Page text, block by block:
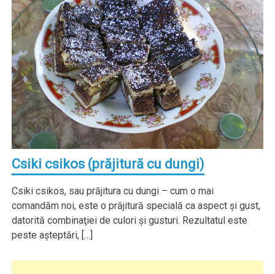
Csiki csikos (prăjitură cu dungi)
Csiki csikos, sau prăjitura cu dungi – cum o mai
comandăm noi, este o prăjitură specială ca aspect şi gust,
datorită combinaţiei de culori şi gusturi. Rezultatul este
peste aşteptări, […]